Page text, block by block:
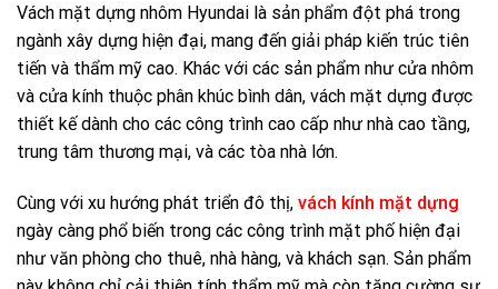
Vách mặt dựng nhôm Hyundai là sản phẩm đột phá trong
ngành xây dựng hiện đại, mang đến giải pháp kiến trúc tiên
tiến và thẩm mỹ cao. Khác với các sản phẩm như cửa nhôm
và cửa kính thuộc phân khúc bình dân, vách mặt dựng được
thiết kế dành cho các công trình cao cấp như nhà cao tầng,
trung tâm thương mại, và các tòa nhà lớn.
Cùng với xu hướng phát triển đô thị, vách kính mặt dựng
ngày càng phổ biến trong các công trình mặt phố hiện đại
như văn phòng cho thuê, nhà hàng, và khách sạn. Sản phẩm